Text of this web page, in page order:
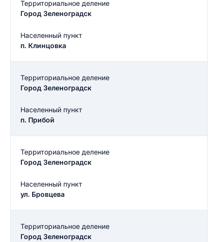
Территориальное деление
Город Зеленоградск
Населенный пункт
п. Клинцовка
Территориальное деление
Город Зеленоградск
Населенный пункт
п. Прибой
Территориальное деление
Город Зеленоградск
Населенный пункт
ул. Бровцева
Территориальное деление
Город Зеленоградск